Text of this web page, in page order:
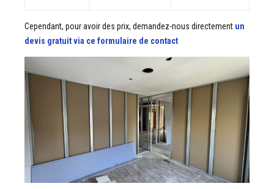
Cependant, pour avoir des prix, demandez-nous directement un
devis gratuit via ce formulaire de contact